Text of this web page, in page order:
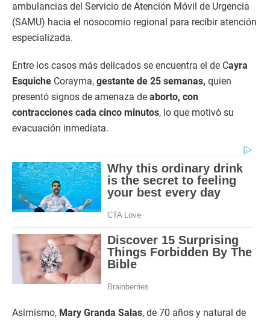
ambulancias del Servicio de Atención Móvil de Urgencia
(SAMU) hacia el nosocomio regional para recibir atención
especializada.
Entre los casos más delicados se encuentra el de Cayra
Esquiche Corayma, gestante de 25 semanas, quien
presentó signos de amenaza de aborto, con
contracciones cada cinco minutos, lo que motivó su
evacuación inmediata.
Asimismo, Mary Granda Salas, de 70 años y natural de